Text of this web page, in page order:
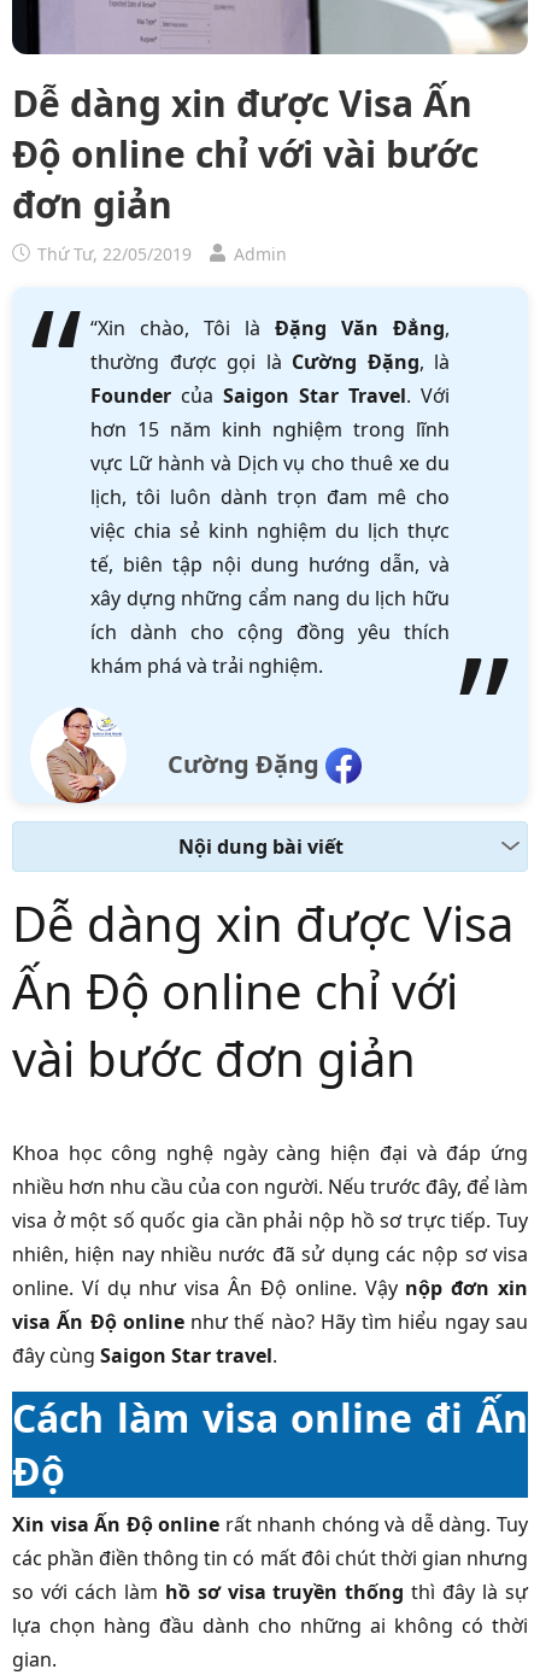
Dễ dàng xin được Visa Ấn
Độ online chỉ với vài bước
đơn giản
Thứ Tư, 22/05/2019 Admin
“Xin chào, Tôi là Đặng Văn Đẳng,
thường được gọi là Cường Đặng, là
Founder của Saigon Star Travel. Với
hơn 15 năm kinh nghiệm trong lĩnh
vực Lữ hành và Dịch vụ cho thuê xe du
lịch, tôi luôn dành trọn đam mê cho
việc chia sẻ kinh nghiệm du lịch thực
tế, biên tập nội dung hướng dẫn, và
xây dựng những cẩm nang du lịch hữu
ích dành cho cộng đồng yêu thích
khám phá và trải nghiệm.
Cường Đặng
Nội dung bài viết
Dễ dàng xin được Visa
Ấn Độ online chỉ với
vài bước đơn giản
Khoa học công nghệ ngày càng hiện đại và đáp ứng
nhiều hơn nhu cầu của con người. Nếu trước đây, để làm
visa ở một số quốc gia cần phải nộp hồ sơ trực tiếp. Tuy
nhiên, hiện nay nhiều nước đã sử dụng các nộp sơ visa
online. Ví dụ như visa Ân Độ online. Vậy nộp đơn xin
visa Ấn Độ onlinenhư thế nào? Hãy tìm hiểu ngay sau
đây cùng Saigon Star travel.
Cách làm visa online đi Ấn
Độ
Xin visa Ấn Độ online rất nhanh chóng và dễ dàng. Tuy
các phần điền thông tin có mất đôi chút thời gian nhưng
so với cách làm hồ sơ visa truyền thống thì đây là sự
lựa chọn hàng đầu dành cho những ai không có thời
gian.